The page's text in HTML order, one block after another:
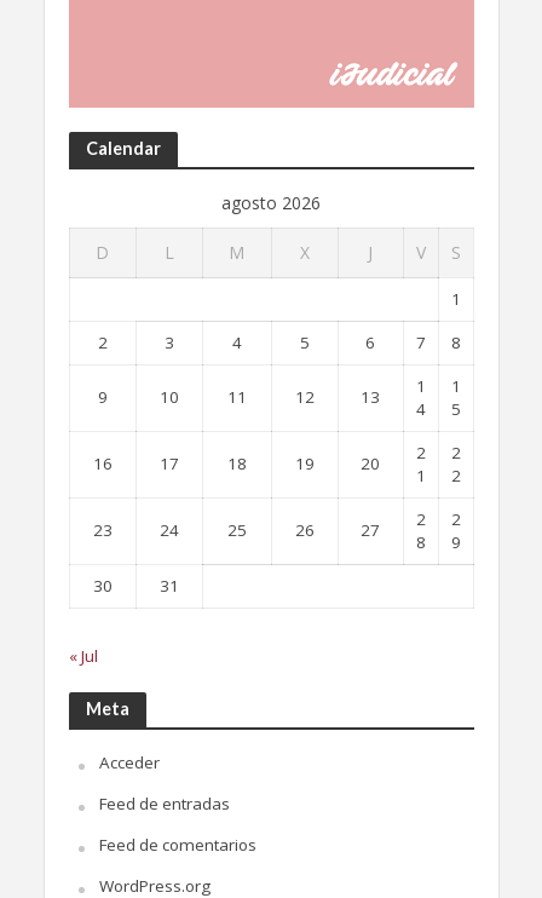
Calendar
agosto 2026
D L M X J V S
1
2
3 4 5 6 7 8
9 10 11 12 13
1
4
1
5
16 17 18 19 20
2
1
2
2
23 24 25 26 27
2
8
2
9
30
31
« Jul
Meta
Acceder
Feed de entradas
Feed de comentarios
WordPress.org